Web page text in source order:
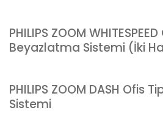
PHILIPS ZOOM
Beyazlatma Sistemi (İki
PHILIPS ZOOM DASH Ofis
Sistemi